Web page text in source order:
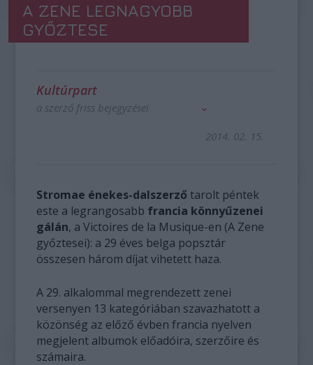
A ZENE LEGNAGYOBB
GYŐZTESE
Kultúrpart
a szerző friss bejegyzései
2014. 02. 15.
Stromae énekes-dalszerző tarolt péntek
este a legrangosabb francia könnyűzenei
gálán, a Victoires de la Musique-en (A Zene
győztesei): a 29 éves belga popsztár
összesen három díjat vihetett haza.
A 29. alkalommal megrendezett zenei
versenyen 13 kategóriában szavazhatott a
közönség az előző évben francia nyelven
megjelent albumok előadóira, szerzőire és
számaira.